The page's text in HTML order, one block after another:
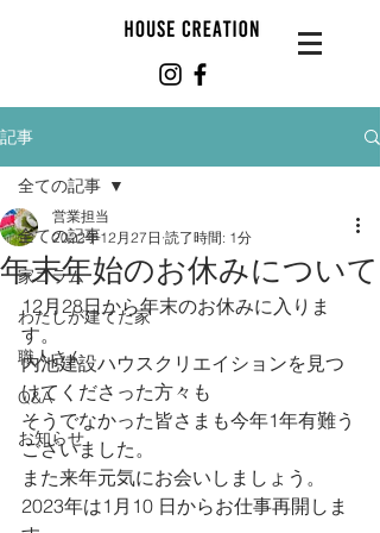
記事
全ての記事
家コラム
わたしが建てた家
職人さん
Q&A
お知らせ
全ての記事
年末年始のお休みについて
営業担当
2022年12月27日 読了時間: 1分
12月28日から年末のお休みに入りま
す。
内池建設ハウスクリエイションを見つ
けてくださった方々も
そうでなかった皆さまも今年1年有難う
ございました。
また来年元気にお会いしましょう。
2023年は1月10 日からお仕事再開しま